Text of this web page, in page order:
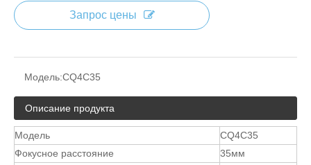
Запрос цены
Модель:CQ4C35
Описание продукта
Модель
CQ4C35
Фокусное расстояние
35мм